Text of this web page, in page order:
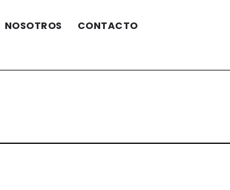
NOSOTROS CONTACTO